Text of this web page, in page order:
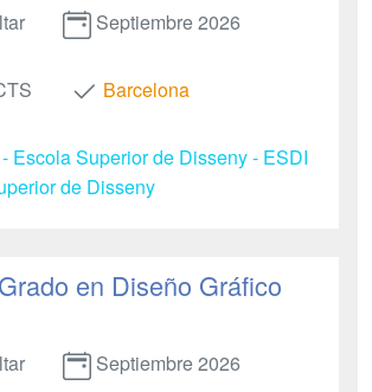
Septiembre 2026
Barcelona
Escola Superior de Disseny - ESDI
de Disseny
en Diseño Gráfico
Septiembre 2026